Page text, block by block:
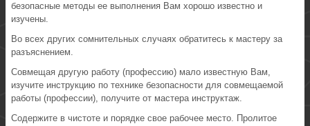
безопасные методы ее выполнения Вам хорошо известно и
изучены.
Во всех других сомнительных случаях обратитесь к мастеру за
разъяснением.
Совмещая другую работу (профессию) мало известную Вам,
изучите инструкцию по технике безопасности для совмещаемой
работы (профессии), получите от мастера инструктаж.
Содержите в чистоте и порядке свое рабочее место. Пролитое